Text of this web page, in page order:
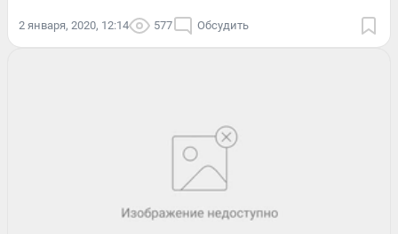
2 января, 2020, 12:14 577 Обсудить